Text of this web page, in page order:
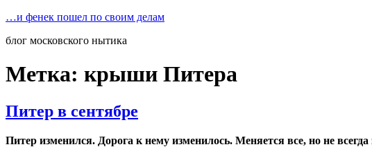
Перейти
содержимому
…и фенек пошел по своим делам
блог московского нытика
Метка: крыши Питера
Питер в сентябре
Питер изменился. Дорога к нему изменилось. Меняется все, но не